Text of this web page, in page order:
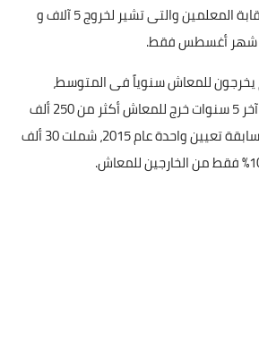
- الأرقام التى أعلنتها نقابة المعلمين والتى تشير لخروج 5 آلاف و
معلم يخرجون للمعاش سنوياً فى المتوسط،
وبحسابات قليلة نجد أن آخر 5 سنوات خرج للمعاش أكثر من 250 ألف
معلم بينما لم تجر إلا مسابقة تعيين واحدة عام 2015، شملت 30 ألف